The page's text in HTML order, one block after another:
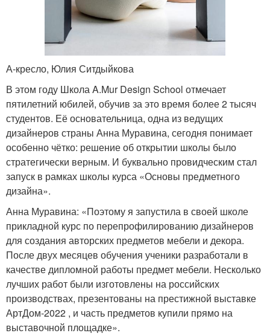
А-кресло, Юлия Ситдыйкова
В этом году Школа A.Mur Design School отмечает
пятилетний юбилей, обучив за это время более 2 тысяч
студентов. Её основательница, одна из ведущих
дизайнеров страны Анна Муравина, сегодня понимает
особенно чётко: решение об открытии школы было
стратегически верным. И буквально провидческим стал
запуск в рамках школы курса «Основы предметного
дизайна».
Анна Муравина: «Поэтому я запустила в своей школе
прикладной курс по перепрофилированию дизайнеров
для создания авторских предметов мебели и декора.
После двух месяцев обучения ученики разработали в
качестве дипломной работы предмет мебели. Несколько
лучших работ были изготовлены на российских
производствах, презентованы на престижной выставке
АртДом-2022 , и часть предметов купили прямо на
выставочной площадке».